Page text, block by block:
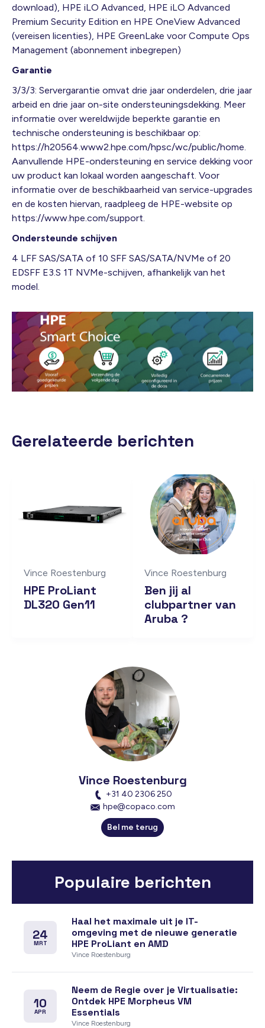
download), HPE iLO Advanced, HPE iLO Advanced
Premium Security Edition en HPE OneView Advanced
(vereisen licenties), HPE GreenLake voor Compute Ops
Management (abonnement inbegrepen)
Garantie
3/3/3: Servergarantie omvat drie jaar onderdelen, drie jaar
arbeid en drie jaar on-site ondersteuningsdekking. Meer
informatie over wereldwijde beperkte garantie en
technische ondersteuning is beschikbaar op:
https://h20564.www2.hpe.com/hpsc/wc/public/home.
Aanvullende HPE-ondersteuning en service dekking voor
uw product kan lokaal worden aangeschaft. Voor
informatie over de beschikbaarheid van service-upgrades
en de kosten hiervan, raadpleeg de HPE-website op
https://www.hpe.com/support.
Ondersteunde schijven
4 LFF SAS/SATA of 10 SFF SAS/SATA/NVMe of 20
EDSFF E3.S 1T NVMe-schijven, afhankelijk van het
model.
Gerelateerde berichten
Vince Roestenburg
HPE ProLiant
DL320 Gen11
Vince Roestenburg
Ben jij al
clubpartner van
Aruba ?
Vince Roestenburg
+31 40 2306 250
hpe@copaco.com
Bel me terug
Populaire berichten
24
MRT
Haal het maximale uit je IT-
omgeving met de nieuwe generatie
HPE ProLiant en AMD
Vince Roestenburg
10
APR
Neem de Regie over je Virtualisatie:
Ontdek HPE Morpheus VM
Essentials
Vince Roestenburg